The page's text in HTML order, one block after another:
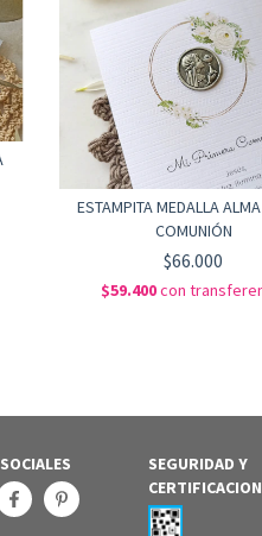
ESTAMPITA MEDALLA
COMUNIÓN
$66.000
$59.400con
SEGURIDAD Y